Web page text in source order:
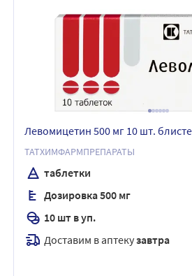
Левомицетин 500 мг 10 шт.
ТАТХИМФАРМПРЕПАРАТЫ
таблетки
Дозировка 500 мг
10 шт в уп.
Доставим в аптекузавтра